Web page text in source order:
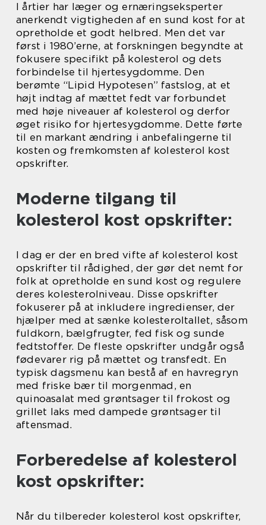
I årtier har læger og ernæringseksperter
anerkendt vigtigheden af en sund kost for at
opretholde et godt helbred. Men det var
først i 1980’erne, at forskningen begyndte at
fokusere specifikt på kolesterol og dets
forbindelse til hjertesygdomme. Den
berømte “Lipid Hypotesen” fastslog, at et
højt indtag af mættet fedt var forbundet
med høje niveauer af kolesterol og derfor
øget risiko for hjertesygdomme. Dette førte
til en markant ændring i anbefalingerne til
kosten og fremkomsten af kolesterol kost
opskrifter.
Moderne tilgang til
kolesterol kost opskrifter:
I dag er der en bred vifte af kolesterol kost
opskrifter til rådighed, der gør det nemt for
folk at opretholde en sund kost og regulere
deres kolesterolniveau. Disse opskrifter
fokuserer på at inkludere ingredienser, der
hjælper med at sænke kolesteroltallet, såsom
fuldkorn, bælgfrugter, fed fisk og sunde
fedtstoffer. De fleste opskrifter undgår også
fødevarer rig på mættet og transfedt. En
typisk dagsmenu kan bestå af en havregryn
med friske bær til morgenmad, en
quinoasalat med grøntsager til frokost og
grillet laks med dampede grøntsager til
aftensmad.
Forberedelse af kolesterol
kost opskrifter:
Når du tilbereder kolesterol kost opskrifter,